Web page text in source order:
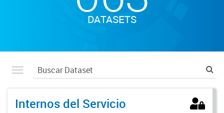
DATASETS
Internos del Servicio